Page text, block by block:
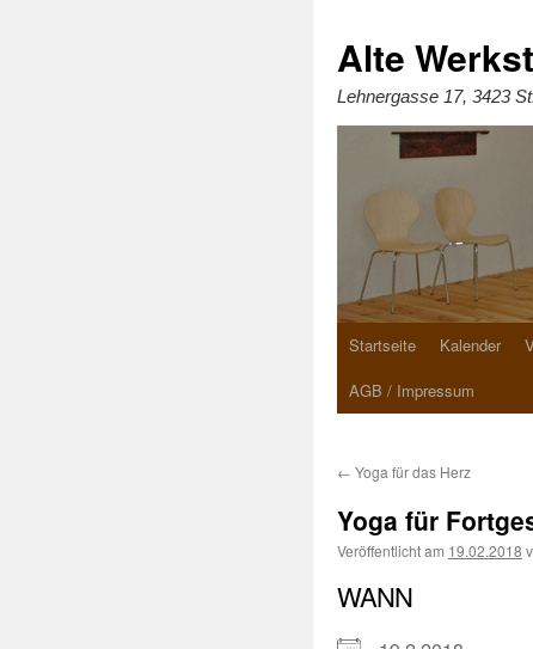
Alte
Lehnergasse 17, 3423
Startseite Kalender
AGB / Impressum
← Yoga für das Herz
Yoga für
Veröffentlicht am 19.02.2018
WANN